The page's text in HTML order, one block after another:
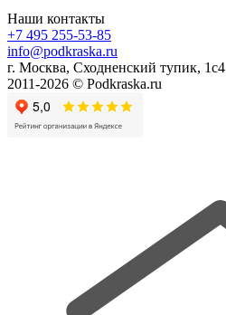
Наши контакты
+7 495 255-53-85
info@podkraska.ru
г. Москва, Сходненский тупик, 1с4
2011-2026 © Podkraska.ru